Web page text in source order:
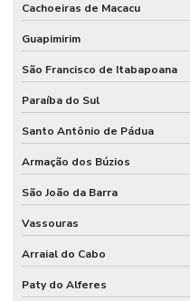
Controle de acesso henry
Controle de acesso henry
Controle de acesso intelbras
Controle de acesso intelbras
Controle de acesso portaria
Controle de acesso portaria
Controle de acesso residencial
Cachoeiras de Macacu
Guapimirim
São Francisco de Itabapoana
Paraíba do Sul
Santo Antônio de Pádua
Armação dos Búzios
São João da Barra
Vassouras
Arraial do Cabo
Paty do Alferes